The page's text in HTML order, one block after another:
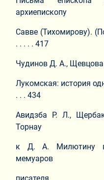
архиепископу
Савве (Тихомирову).
. . . . . 417
Чудинов Д. А.,
Лукомская: история
. . . 434
Авидзба Р. Л.,
Торнау
к Д. А. Милютину в
мемуаров